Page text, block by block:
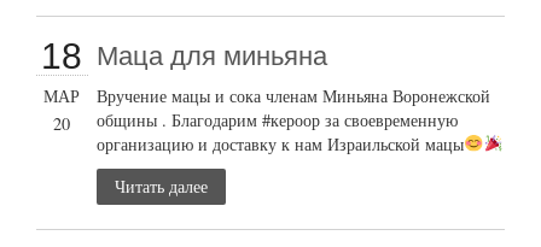
18
МАР
20
Маца для миньяна
Вручение мацы и сока членам Миньяна Воронежской
общины . Благодарим #кероор за своевременную
организацию и доставку к нам Израильской мацы
Читать далее